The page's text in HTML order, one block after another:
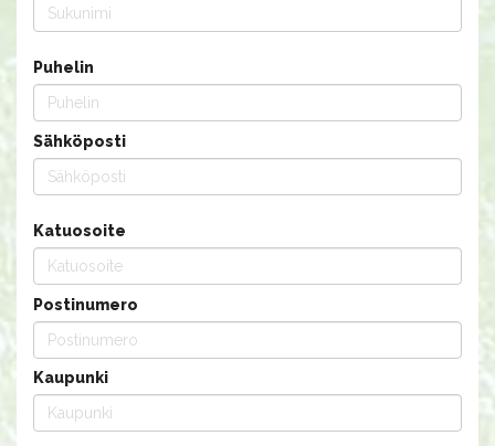
Puhelin
Sähköposti
Katuosoite
Postinumero
Kaupunki